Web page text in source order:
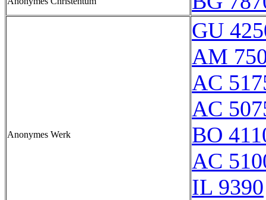
Anonymes Werk
GU
AM
AC
AC
BO
AC
IL 9390